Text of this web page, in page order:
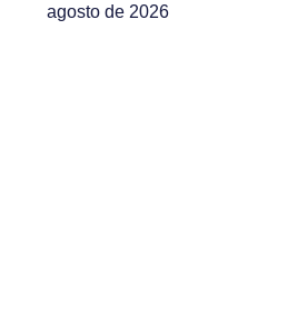
agosto de 2026